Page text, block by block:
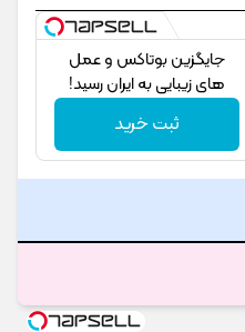
جایگزین بوتاکس و عمل
های زیبایی به ایران رسید!
ثبت خرید